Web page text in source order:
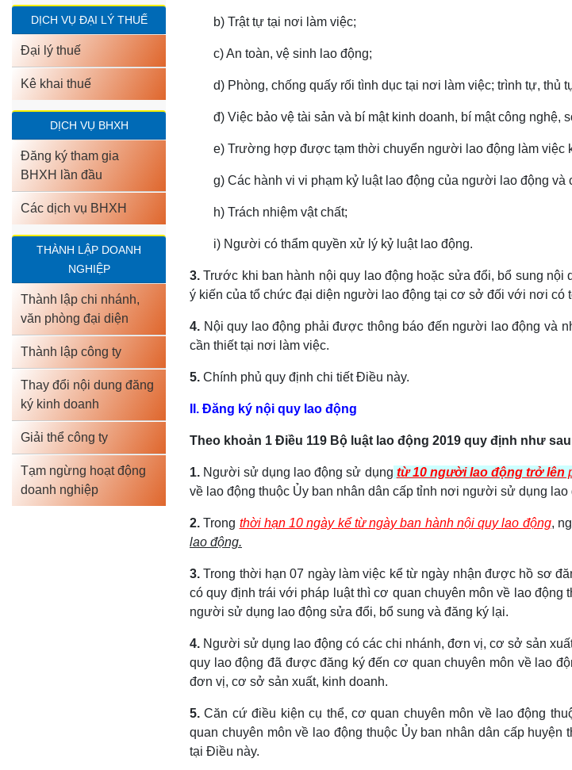
DỊCH VỤ ĐẠI LÝ THUẾ
Đại lý thuế
Kê khai thuế
DỊCH VỤ BHXH
Đăng ký tham gia
BHXH lần đầu
Các dịch vụ BHXH
THÀNH LẬP DOANH
NGHIỆP
Thành lập chi nhánh,
văn phòng đại diện
Thành lập công ty
Thay đổi nội dung đăng
ký kinh doanh
Giải thể công ty
Tạm ngừng hoạt động
doanh nghiệp
b) Trật tự tại nơi làm việc;
c) An toàn, vệ sinh lao động;
d) Phòng, chống quấy rối tình dục tại nơi làm việc; trình tự, thủ
đ) Việc bảo vệ tài sản và bí mật kinh doanh, bí mật công
e) Trường hợp được tạm thời chuyển người lao động làm việc
g) Các hành vi vi phạm kỷ luật lao động của người lao động
h) Trách nhiệm vật chất;
i) Người có thẩm quyền xử lý kỷ luật lao động.
3. Trước khi ban hành nội quy lao động hoặc sửa đổi, bổ sung
ý kiến của tổ chức đại diện người lao động tại cơ sở đối với nơi
4. Nội quy lao động phải được thông báo đến người lao động và
cần thiết tại nơi làm việc.
5. Chính phủ quy định chi tiết Điều này.
II. Đăng ký nội quy lao động
Theo khoản 1 Điều 119 Bộ luật lao động 2019 quy định như
1. Người sử dụng lao động sử dụng từ 10 người lao động trở lên
về lao động thuộc Ủy ban nhân dân cấp tỉnh nơi người sử dụng lao
2. Trong thời hạn 10 ngày kể từ ngày ban hành nội quy lao động,
lao động.
3. Trong thời hạn 07 ngày làm việc kể từ ngày nhận được hồ sơ
có quy định trái với pháp luật thì cơ quan chuyên môn về lao
người sử dụng lao động sửa đổi, bổ sung và đăng ký lại.
4. Người sử dụng lao động có các chi nhánh, đơn vị, cơ sở sản
quy lao động đã được đăng ký đến cơ quan chuyên môn về lao
đơn vị, cơ sở sản xuất, kinh doanh.
5. Căn cứ điều kiện cụ thể, cơ quan chuyên môn về lao động
quan chuyên môn về lao động thuộc Ủy ban nhân dân cấp
tại Điều này.